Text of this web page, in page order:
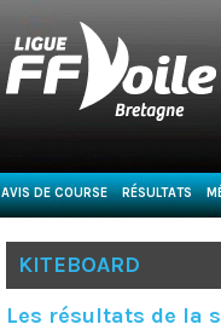
KITEBOARD
Les résultats de la
AVIS DE COURSE RÉSULTATS